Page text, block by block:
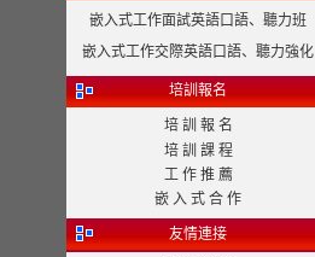
嵌入式工作面試英語口語、聽力班
嵌入式工作交際英語口語、聽力強化
培訓報名
培 訓 報 名
培 訓 課 程
工 作 推 薦
嵌 入 式 合 作
友情連接